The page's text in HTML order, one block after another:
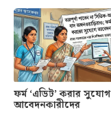
ফর্ম ‘এডিট’ করার সুযোগ
আবেদনকারীদের